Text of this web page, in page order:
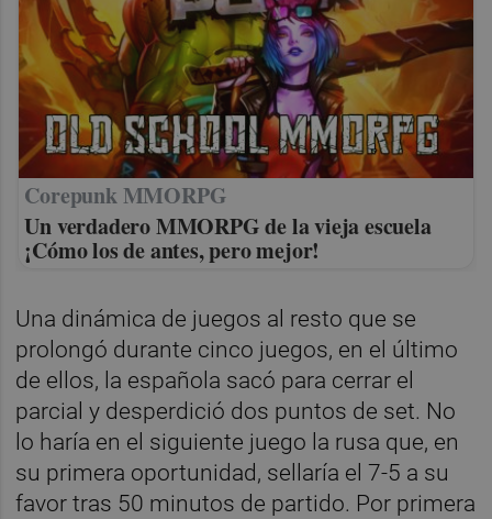
Corepunk MMORPG
Un verdadero MMORPG de la vieja escuela
¡Cómo los de antes, pero mejor!
Una dinámica de juegos al resto que se
prolongó durante cinco juegos, en el último
de ellos, la española sacó para cerrar el
parcial y desperdició dos puntos de set. No
lo haría en el siguiente juego la rusa que, en
su primera oportunidad, sellaría el 7-5 a su
favor tras 50 minutos de partido. Por primera